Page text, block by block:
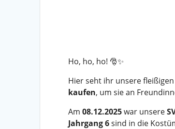
Ho, ho, ho! 🎅✨
Hier seht ihr unsere
kaufen, um sie an
Am08.12.2025war unsere
Jahrgang 6sind in die